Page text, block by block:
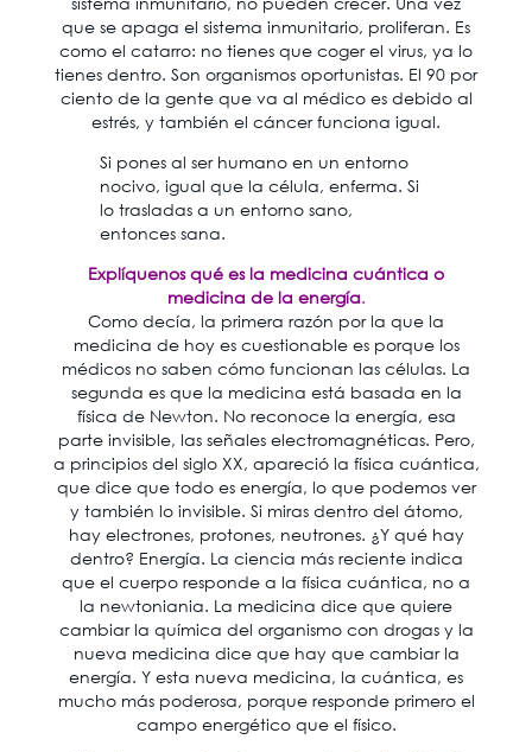
que se apaga el sistema inmunitario, proliferan. Es
como el catarro: no tienes que coger el virus, ya lo
tienes dentro. Son organismos oportunistas. El 90 por
ciento de la gente que va al médico es debido al
estrés, y también el cáncer funciona igual.
Si pones al ser humano en un entorno
nocivo, igual que la célula, enferma. Si
lo trasladas a un entorno sano,
entonces sana.
Explíquenos qué es la medicina cuántica o
medicina de la energía.
Como decía, la primera razón por la que la
medicina de hoy es cuestionable es porque los
médicos no saben cómo funcionan las células. La
segunda es que la medicina está basada en la
física de Newton. No reconoce la energía, esa
parte invisible, las señales electromagnéticas. Pero,
a principios del siglo XX, apareció la física cuántica,
que dice que todo es energía, lo que podemos ver
y también lo invisible. Si miras dentro del átomo,
hay electrones, protones, neutrones. ¿Y qué hay
dentro? Energía. La ciencia más reciente indica
que el cuerpo responde a la física cuántica, no a
la newtoniania. La medicina dice que quiere
cambiar la química del organismo con drogas y la
nueva medicina dice que hay que cambiar la
energía. Y esta nueva medicina, la cuántica, es
mucho más poderosa, porque responde primero el
campo energético que el físico.